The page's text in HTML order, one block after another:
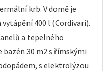
krb. V domě je
400 l (Cordivari).
a tepelného
bazén 30 m2 s římskými
s elektrolýzou